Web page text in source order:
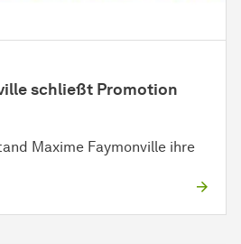
schließt Promotion
Maxime Faymonville ihre